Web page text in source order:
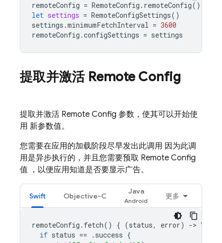
remoteConfig = RemoteConfig . remoteConfig()
let settings = RemoteConfigSettings()
settings .minimumFetchInterval = 3600
remoteConfig .configSettings = settings
提取并激活 Remote Config
提取并激活 Remote Config 参数，使其可以开始使
用 新参数值。
您需要在应用的加载阶段尽早发出此调用 因为此调
用是异步执行的，并且您需要预取 Remote Config
值 ，以便应用知道是否要显示广告。
Swift Objective-C
Java
更多
remoteConfig . fetch() { (status, error) -> Void
if status == . success {